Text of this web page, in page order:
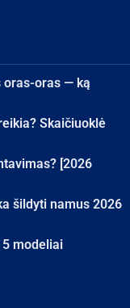
oras-oras — ką
Skaičiuoklė
[2026
šildyti namus 2026
modeliai